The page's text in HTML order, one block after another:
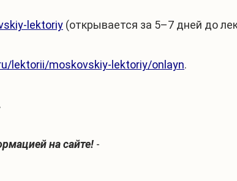
lektoriy (открывается за 5–7 дней до
lektorii/moskovskiy-lektoriy/onlayn.
на сайте! -